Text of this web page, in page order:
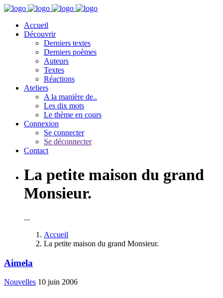
Accueil
Découvrir
Derniers textes
Derniers poèmes
Auteurs
Textes
Réactions
Ateliers
A la manière de..
Les dix mots
Le thème en cours
Connexion
Se connecter
Se déconnecter
Contact
La petite maison du grand
Monsieur.
...
Accueil
La petite maison du grand Monsieur.
Aimela
Nouvelles 10 juin 2006